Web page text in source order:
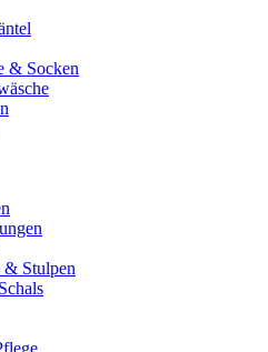
& Socken
& Stulpen